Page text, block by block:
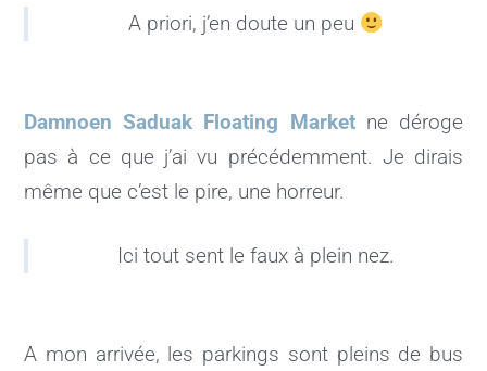
A priori, j’en doute un peu
Damnoen Saduak Floating Marketne déroge
pas à ce que j’ai vu précédemment. Je dirais
même que c’est le pire, une horreur.
Ici tout sent le faux à plein nez.
A mon arrivée, les parkings sont pleins de bus